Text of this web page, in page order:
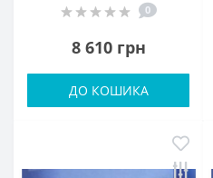
0
8 610 грн
ДО КОШИКА